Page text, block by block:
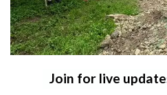
Join for live